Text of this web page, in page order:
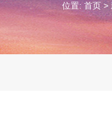
位置: 首页>